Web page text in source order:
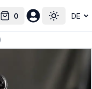
0
Cart Toggle
Select language